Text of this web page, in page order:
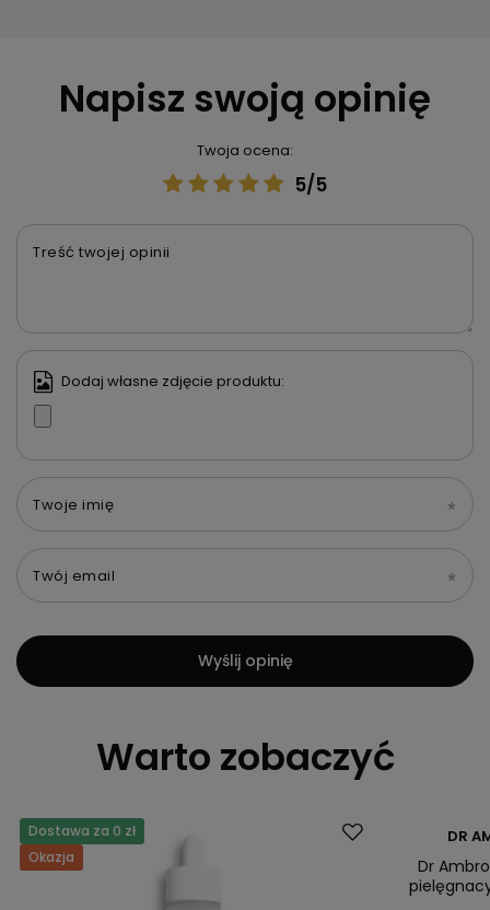
Napisz swoją opinię
Twoja ocena:
5/5
Treść twojej opinii
Dodaj własne zdjęcie produktu:
Twoje imię
Twój email
Wyślij opinię
Warto zobaczyć
Okazja
Dostawa za 0 zł DR
Dr